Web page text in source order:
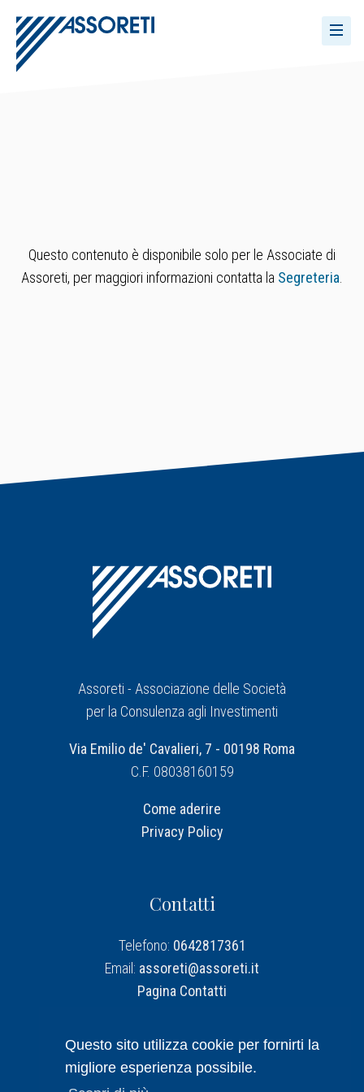
Questo sito utilizza cookie per fornirti la
migliore esperienza possibile.
Questo contenuto è disponibile solo per le Associate di
Assoreti, per maggiori informazioni contatta la Segreteria
Assoreti - Associazione delle Società
per la Consulenza agli Investimenti
Via Emilio de' Cavalieri, 7 - 00198 Roma
C.F. 08038160159
Come aderire
Privacy Policy
Contatti
Telefono: 0642817361
Email: assoreti@assoreti.it
Pagina Contatti